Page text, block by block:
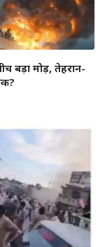
बड़ा मोड़, तेहरान-